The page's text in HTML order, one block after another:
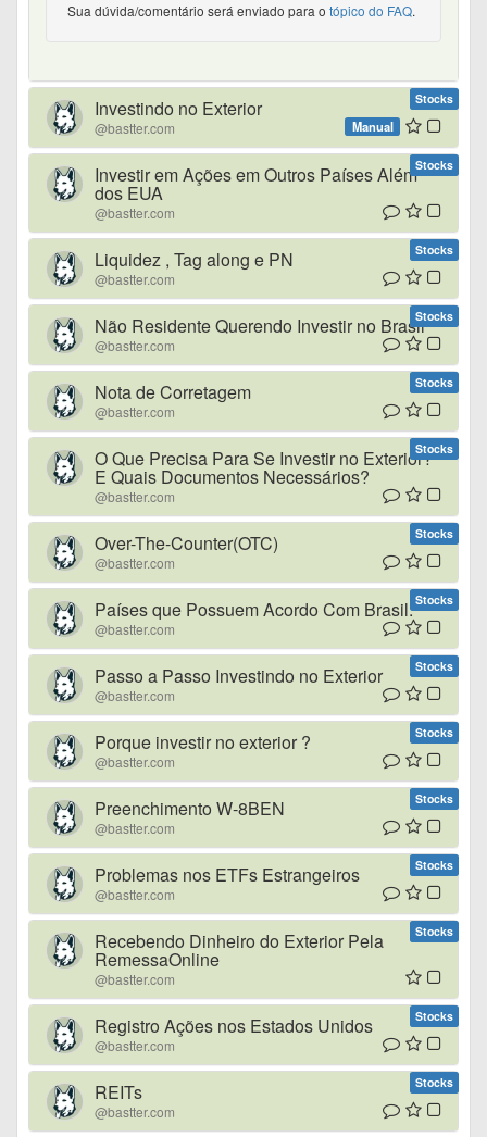
Sua dúvida/comentário será enviado para o tópico do FAQ.
Stocks
Investindo no Exterior
@bastter.com Manual
Stocks
Investir em Ações em Outros Países Além
dos EUA
@bastter.com
Stocks
Liquidez , Tag along e PN
@bastter.com
Stocks
Não Residente Querendo Investir no Brasil
@bastter.com
Stocks
Nota de Corretagem
@bastter.com
Stocks
O Que Precisa Para Se Investir no Exterior?
E Quais Documentos Necessários?
@bastter.com
Stocks
Over-The-Counter(OTC)
@bastter.com
Stocks
Países que Possuem Acordo Com Brasil.
@bastter.com
Stocks
Passo a Passo Investindo no Exterior
@bastter.com
Stocks
Porque investir no exterior ?
@bastter.com
Stocks
Preenchimento W-8BEN
@bastter.com
Stocks
Problemas nos ETFs Estrangeiros
@bastter.com
Stocks
Recebendo Dinheiro do Exterior Pela
RemessaOnline
@bastter.com
Stocks
Registro Ações nos Estados Unidos
@bastter.com
Stocks
REITs
@bastter.com